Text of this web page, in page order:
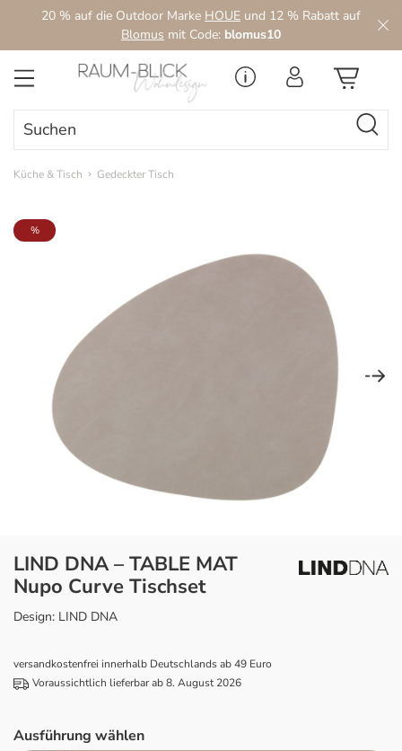
Zum Hauptinhalt springen
20 % auf die Outdoor Marke HOUE und 12 % Rabatt auf
Blomus mit Code: blomus10
Küche & Tisch Gedeckter Tisch
Bildergalerie überspringen
%
LIND DNA – TABLE MAT
Nupo Curve Tischset
Design: LIND DNA
versandkostenfrei innerhalb Deutschlands ab 49 Euro
Voraussichtlich lieferbar ab 8. August 2026
Ausführung wählen